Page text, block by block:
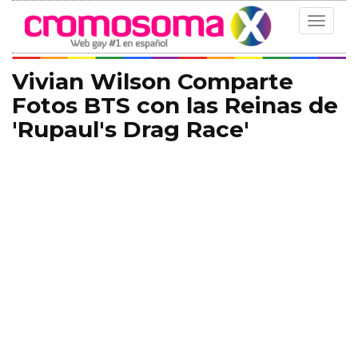
Toggle
Vivian Wilson Comparte
Fotos BTS con las Reinas de
'Rupaul's Drag Race'